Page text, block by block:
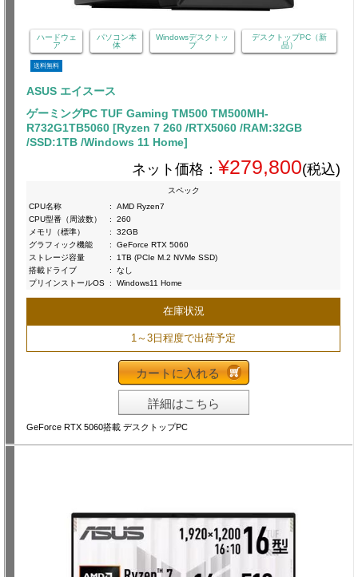
ハードウェ
ア
パソコン本
体
Windowsデスクトッ
プ
デスクトップPC（新
品）
送料無料
ASUS エイスース
ゲーミングPC TUF Gaming TM500 TM500MH-
R732G1TB5060 [Ryzen 7 260 /RTX5060 /RAM:32GB
/SSD:1TB /Windows 11 Home]
ネット価格： ¥279,800(税込)
スペック
CPU名称
:
AMD Ryzen7
CPU型番（周波数）
:
260
メモリ（標準）
:
32GB
グラフィック機能
:
GeForce RTX 5060
ストレージ容量
:
1TB (PCIe M.2 NVMe SSD)
搭載ドライブ
:
なし
プリインストールOS : Windows11 Home
在庫状況
1～3日程度で出荷予定
カートに入れる
詳細はこちら
GeForce RTX 5060搭載 デスクトップPC